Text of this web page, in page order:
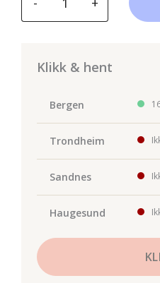
Treskr.-
EL
T20Klikk & hent
Bergen
Trondheim
Sandnes
Haugesund